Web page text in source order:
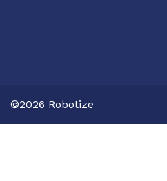
©2026 Robotize